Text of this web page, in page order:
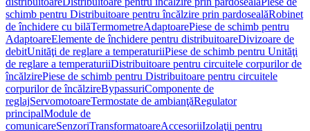
schimb pentru Distribuitoare pentru încălzire prin pardosealăRobinet
de închidere cu bilăTermometreAdaptoarePiese de schimb pentru
AdaptoareElemente de închidere pentru distribuitoareDivizoare de
debitUnităţi de reglare a temperaturiiPiese de schimb pentru Unităţi
de reglare a temperaturiiDistribuitoare pentru circuitele corpurilor de
încălzirePiese de schimb pentru Distribuitoare pentru circuitele
corpurilor de încălzireBypassuriComponente de
reglajServomotoareTermostate de ambianţăRegulator
principalModule de
comunicareSenzoriTransformatoareAccesoriiIzolaţii pentru